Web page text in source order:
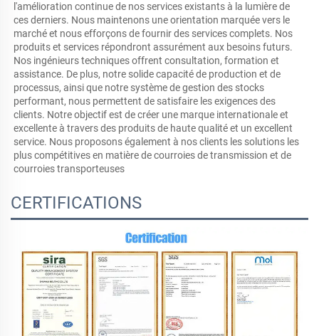
l'amélioration continue de nos services existants à la lumière de
ces derniers. Nous maintenons une orientation marquée vers le
marché et nous efforçons de fournir des services complets. Nos
produits et services répondront assurément aux besoins futurs.
Nos ingénieurs techniques offrent consultation, formation et
assistance. De plus, notre solide capacité de production et de
processus, ainsi que notre système de gestion des stocks
performant, nous permettent de satisfaire les exigences des
clients. Notre objectif est de créer une marque internationale et
excellente à travers des produits de haute qualité et un excellent
service. Nous proposons également à nos clients les solutions les
plus compétitives en matière de courroies de transmission et de
courroies transporteuses
CERTIFICATIONS